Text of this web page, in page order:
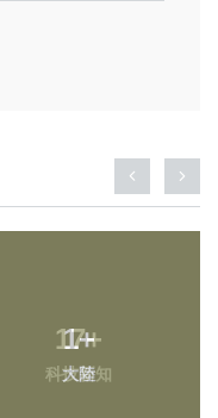
1+
大陸